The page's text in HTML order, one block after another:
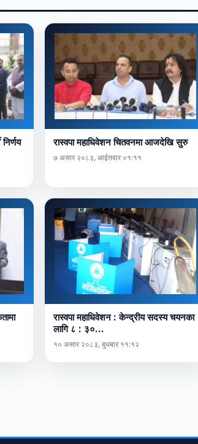
रास्वपा महाधिवेशन चितवनमा आजदेखि सुरु
७ असार २०८३, आईतवार ०१:११
रास्वपा महाधिवेशन : केन्द्रीय सदस्य चयनका
लागि ८ : ३०…
१० असार २०८३, बुधबार ११:१२